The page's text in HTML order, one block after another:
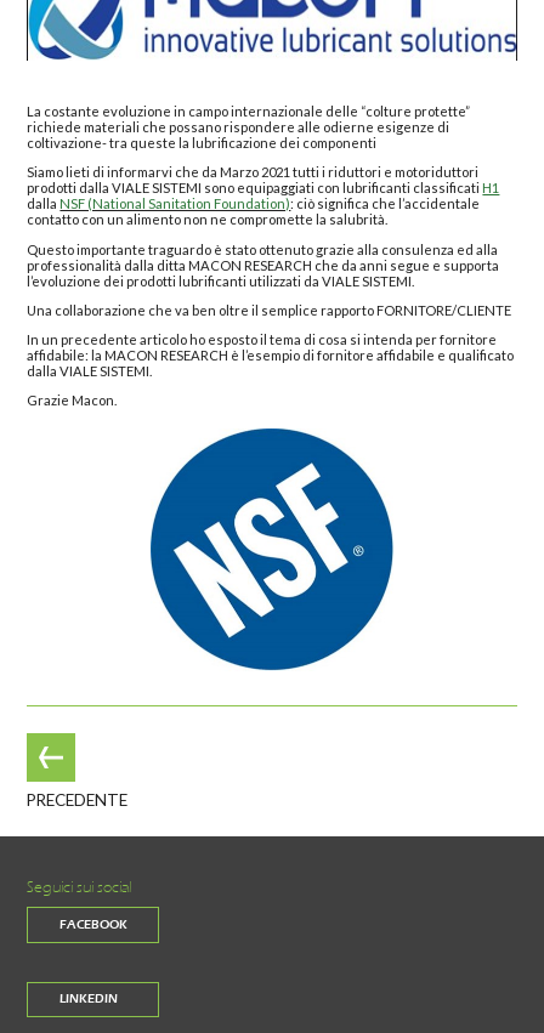
La costante evoluzione in campo internazionale delle “colture protette”
richiede materiali che possano rispondere alle odierne esigenze di
coltivazione- tra queste la lubrificazione dei componenti
Siamo lieti di informarvi che da Marzo 2021 tutti i riduttori e motoriduttori
prodotti dalla VIALE SISTEMI sono equipaggiati con lubrificanti classificatiH1
dallaNSF (National Sanitation Foundation): ciò significa che l’accidentale
contatto con un alimento non ne compromette la salubrità.
Questo importante traguardo è stato ottenuto grazie alla consulenza ed alla
professionalità dalla ditta MACON RESEARCH che da anni segue e supporta
l’evoluzione dei prodotti lubrificanti utilizzati da VIALE SISTEMI.
Una collaborazione che va ben oltre il semplice rapporto FORNITORE/CLIENTE
In un precedente articolo ho esposto il tema di cosa si intenda per fornitore
affidabile: la MACON RESEARCH è l’esempio di fornitore affidabile e qualificato
dalla VIALE SISTEMI.
Grazie Macon.
PRECEDENTE
Seguici sui social
FACEBOOK
LINKEDIN